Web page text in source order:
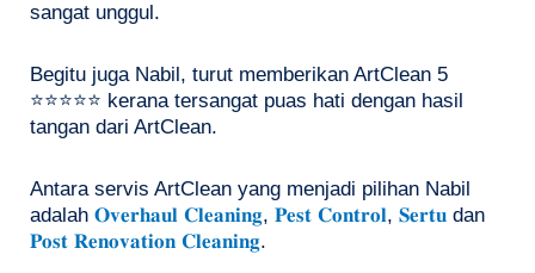
sangat unggul.
Begitu juga Nabil, turut memberikan ArtClean 5
⭐⭐⭐⭐⭐ kerana tersangat puas hati dengan hasil
tangan dari ArtClean.
Antara servis ArtClean yang menjadi pilihan Nabil
adalah 𝐎𝐯𝐞𝐫𝐡𝐚𝐮𝐥 𝐂𝐥𝐞𝐚𝐧𝐢𝐧𝐠, 𝐏𝐞𝐬𝐭 𝐂𝐨𝐧𝐭𝐫𝐨𝐥, 𝐒𝐞𝐫𝐭𝐮 dan
𝐏𝐨𝐬𝐭 𝐑𝐞𝐧𝐨𝐯𝐚𝐭𝐢𝐨𝐧 𝐂𝐥𝐞𝐚𝐧𝐢𝐧𝐠.